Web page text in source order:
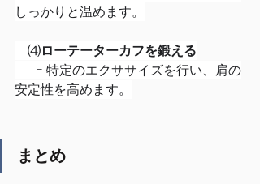
しっかりと温めます。
⑷ローテーターカフを鍛える:
安定性を高めます。
まとめ